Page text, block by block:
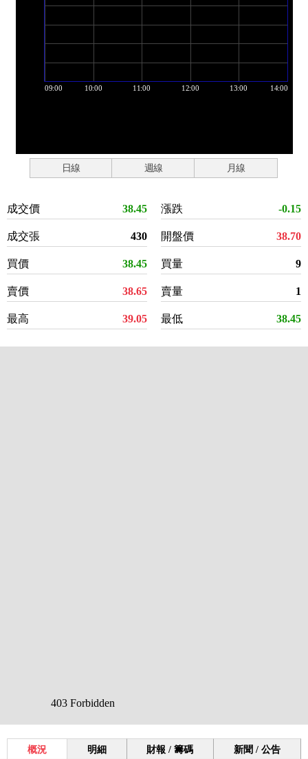
日線 週線 月線
成交價 38.45
成交張 430
買價 38.45
賣價 38.65
最高 39.05
漲跌 -0.15
開盤價 38.70
買量 9
賣量 1
最低 38.45
概況 明細 財報 / 籌碼 新聞 / 公告